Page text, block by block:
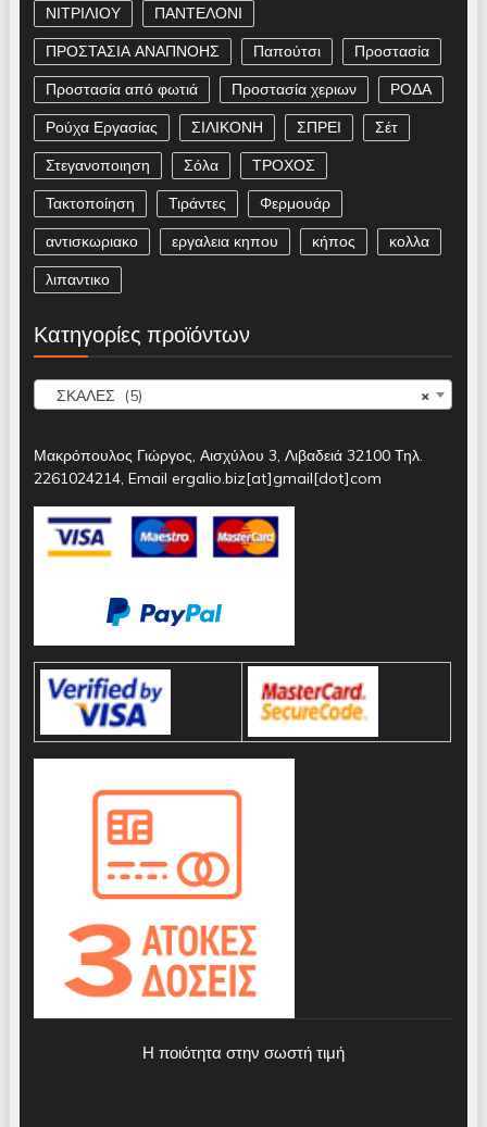
ΝΙΤΡΙΛΙΟΥ
ΠΑΝΤΕΛΟΝΙ
ΠΡΟΣΤΑΣΙΑ ΑΝΑΠΝΟΗΣ
Παπούτσι
Προστασία
Προστασία από φωτιά
Προστασία χεριων
ΡΟΔΑ
Ρούχα Εργασίας
ΣΙΛΙΚΟΝΗ ΣΠΡΕΙ
Σέτ
Στεγανοποιηση
Σόλα
ΤΡΟΧΟΣ
Τακτοποίηση
Τιράντες
Φερμουάρ
αντισκωριακο
εργαλεια κηπου κήπος
κολλα
λιπαντικο
Κατηγορίες προϊόντων
×
ΣΚΑΛΕΣ (5)
Μακρόπουλος Γιώργος, Αισχύλου 3, Λιβαδειά 32100 Τηλ.
2261024214, Email ergalio.biz[at]gmail[dot]com
Η ποιότητα στην σωστή τιμή